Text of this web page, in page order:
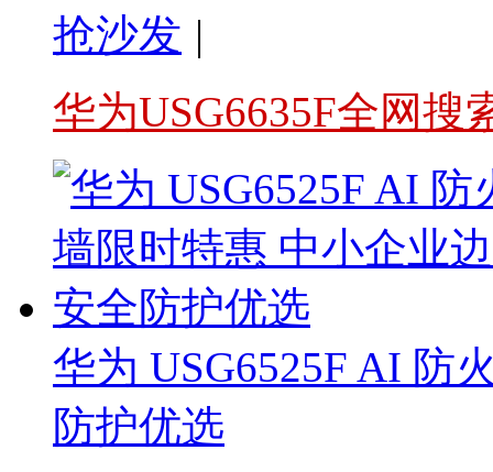
抢沙发 |
华为USG6635F全网搜
华为 USG6525F AI 防
防护优选